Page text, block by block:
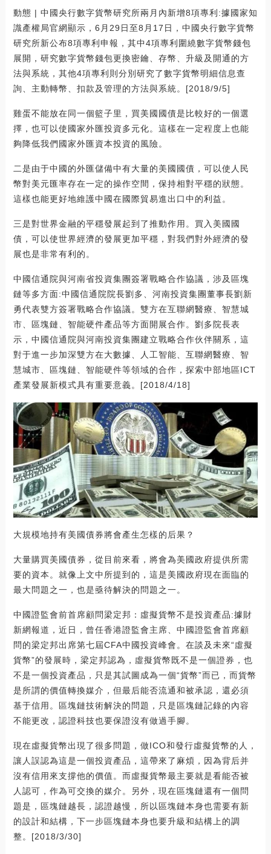
動態 | 中國央行數字貨幣研究所兩月內新增8項專利:據國家知
識產權局官網顯示，6月29日至8月17日，中國央行數字貨幣
研究所新公布8項專利申報，其中4項專利圍繞數字貨幣錢包
展開，研究數字貨幣錢包更換密鑰、存幣、升級及開通的方
法與系統，其他4項專利則分別研究了數字貨幣明細信息查
詢、主動轉幣、扣款及管理的方法與系統。[2018/9/5]
雞蛋不能放在同一個籃子里，買美國國債是比較好的一個選
擇，也可以使國家外匯投資多元化。這樣在一定程度上也能
夠降低我們國家外匯資本投資的風險。
二是由于中國的外匯儲備中有大量的美國國債，可以使人民
幣對美元匯率存在一定的操作空間，保持相對平穩的狀態。
這樣也能更好地維護中國在國際貿易進出口中的利益。
三是對世界金融的平穩發展起到了推動作用。買入美國國
債，可以使世界經濟的發展更加平穩，對我們對外經濟的發
展也是非常有利的。
中國信通院與河南省投資集團簽署戰略合作協議，涉及區塊
鏈等多方面:中國信通院院長劉多、河南投資集團董事長劉新
勇代表雙方簽署戰略合作協議。雙方在互聯網醫療、智慧城
市、區塊鏈、智能硬件產品等方面開展合作。劉多院長表
示，中國信通院與河南投資集團建立戰略合作伙伴關系，這
對于進一步加深雙方在大數據、人工智能、互聯網醫療、智
慧城市、區塊鏈、智能硬件等領域的合作，探索中部地區ICT
產業發展新模式具有重要意義。[2018/4/18]
大規模地持有美國債券將會產生怎樣的后果？
大量購買美國債券，從目前來看，將會為美國政府提供所需
要的資本。就像上文中所提到的，這是美國政府現在面臨的
最大問題之一，也是亟待解決的問題之一。
中國證監會前首席顧問梁定邦：虛擬貨幣不是投資產品:據財
新網報道，近日，曾任香港證監會主席、中國證監會首席顧
問的梁定邦出席第七屆CFA中國投資峰會。在談及未來“虛擬
貨幣”的發展時，梁定邦認為，虛擬貨幣既不是一個證券，也
不是一個投資產品，只是其試圖成為一個“貨幣”而已，而貨幣
是所謂的價值轉換媒介，但最后能否流通和被承認，還必須
基于信用。區塊鏈技術解決的問題，只是區塊鏈記錄的內容
不能更改，認證科技也要保證沒有做過手腳。
現在虛擬貨幣出現了很多問題，做ICO和發行虛擬貨幣的人，
讓人誤認為這是一個投資產品，這帶來了麻煩，因為背后并
沒有信用來支撐他的價值。而虛擬貨幣最主要就是看能否被
人認可，作為可交換的媒介。另外，現在區塊鏈還有一個問
題是，區塊鏈越長，認證越慢，所以區塊鏈本身也需要有新
的設計和結構，下一步區塊鏈本身也要升級和結構上的調
整。[2018/3/30]